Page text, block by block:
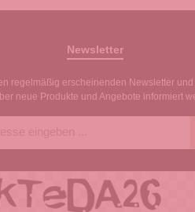
Newsletter
regelmäßig erscheinenden Newsletter
neue Produkte und Angebote informiert
Adresse*